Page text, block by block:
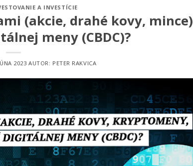
A INVESTÍCIE
(akcie, drahé kovy, mince)
meny (CBDC)?
2023 AUTOR: PETER RAKVICA